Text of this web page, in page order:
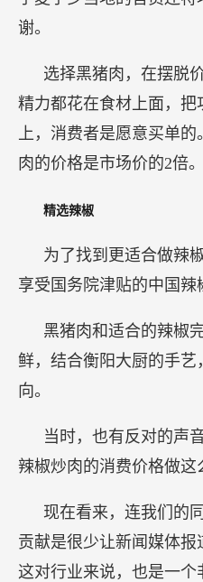
谢。
选择黑猪肉，在摆脱
精力都花在食材上面，把
上，消费者是愿意买单
肉的价格是市场价的2倍。
精选辣椒
为了找到更适合做辣
享受国务院津贴的中国辣
黑猪肉和适合的辣椒
鲜，结合衡阳大厨的手
向。
当时，也有反对的声
辣椒炒肉的消费价格做这
现在看来，连我们的
贡献是很少让新闻媒体报
这对行业来说，也是一